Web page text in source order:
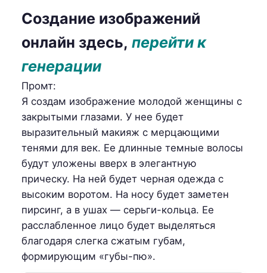
Создание изображений
онлайн здесь, перейти к
генерации
Промт:
Я создам изображение молодой женщины с
закрытыми глазами. У нее будет
выразительный макияж с мерцающими
тенями для век. Ее длинные темные волосы
будут уложены вверх в элегантную
прическу. На ней будет черная одежда с
высоким воротом. На носу будет заметен
пирсинг, а в ушах — серьги-кольца. Ее
расслабленное лицо будет выделяться
благодаря слегка сжатым губам,
формирующим «губы-пю».